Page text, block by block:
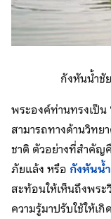
กังหันน้ำ
พระองค์ท่านทรงเป็น
สามารถทางด้านวิทย
ชาติ ตัวอย่างที่สำคัญ
ภัยแล้ง หรือ กังหันน้
สะท้อนให้เห็นถึงพร
ความรู้มาปรับใช้ให้เ